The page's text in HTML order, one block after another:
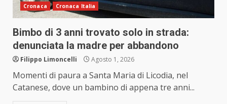
Cronaca Cronaca Italia
Bimbo di 3 anni trovato solo in strada:
denunciata la madre per abbandono
Filippo Limoncelli Agosto 1, 2026
Momenti di paura a Santa Maria di Licodia, nel
Catanese, dove un bambino di appena tre anni...